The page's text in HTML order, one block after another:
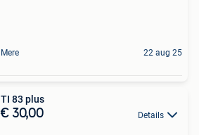
Mere 22 aug 25
TI 83 plus
€ 30,00 Details